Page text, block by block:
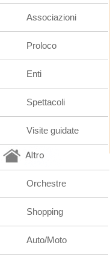
Associazioni
Proloco
Enti
Spettacoli
Visite guidate
Altro
Orchestre
Shopping
Auto/Moto